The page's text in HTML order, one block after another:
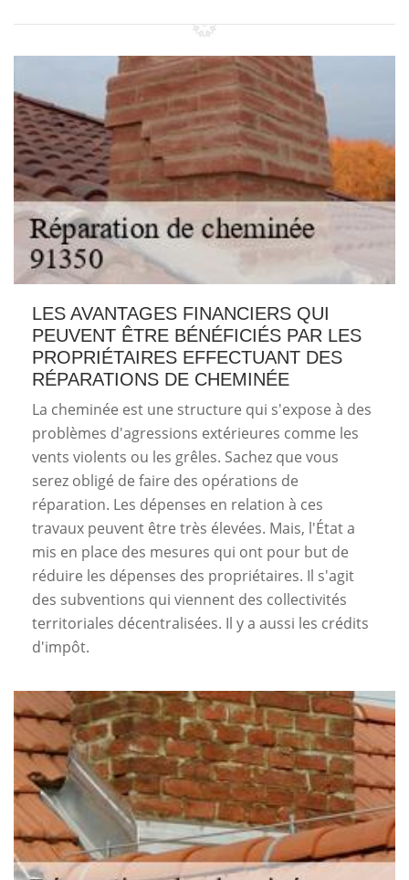
LES AVANTAGES FINANCIERS QUI
PEUVENT ÊTRE BÉNÉFICIÉS PAR LES
PROPRIÉTAIRES EFFECTUANT DES
RÉPARATIONS DE CHEMINÉE
La cheminée est une structure qui s'expose à des
problèmes d'agressions extérieures comme les
vents violents ou les grêles. Sachez que vous
serez obligé de faire des opérations de
réparation. Les dépenses en relation à ces
travaux peuvent être très élevées. Mais, l'État a
mis en place des mesures qui ont pour but de
réduire les dépenses des propriétaires. Il s'agit
des subventions qui viennent des collectivités
territoriales décentralisées. Il y a aussi les crédits
d'impôt.